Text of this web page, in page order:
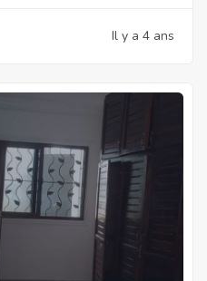
Il y a 4 ans